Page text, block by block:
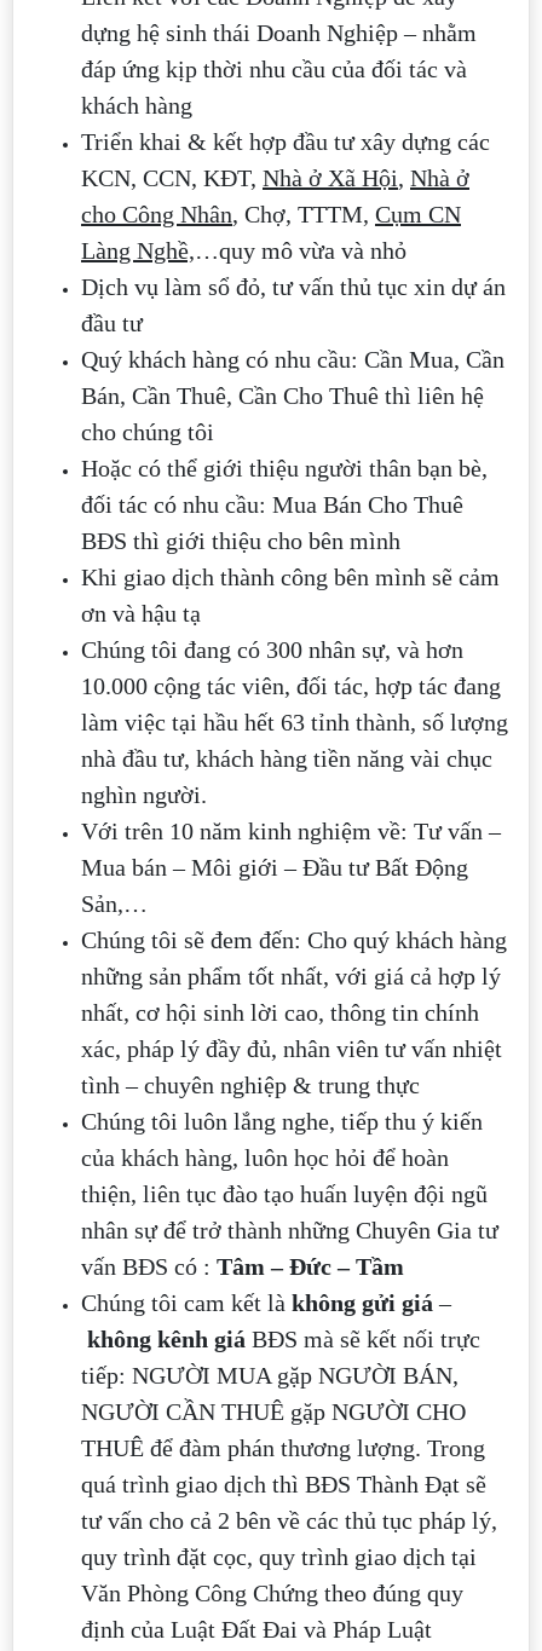
dựng hệ sinh thái Doanh Nghiệp – nhằm
đáp ứng kịp thời nhu cầu của đối tác và
khách hàng
Triển khai & kết hợp đầu tư xây dựng các
KCN, CCN, KĐT, Nhà ở Xã Hội, Nhà ở
cho Công Nhân, Chợ, TTTM, Cụm CN
Làng Nghề,…quy mô vừa và nhỏ
Dịch vụ làm sổ đỏ, tư vấn thủ tục xin dự án
đầu tư
Quý khách hàng có nhu cầu: Cần Mua, Cần
Bán, Cần Thuê, Cần Cho Thuê thì liên hệ
cho chúng tôi
Hoặc có thể giới thiệu người thân bạn bè,
đối tác có nhu cầu: Mua Bán Cho Thuê
BĐS thì giới thiệu cho bên mình
Khi giao dịch thành công bên mình sẽ cảm
ơn và hậu tạ
Chúng tôi đang có 300 nhân sự, và hơn
10.000 cộng tác viên, đối tác, hợp tác đang
làm việc tại hầu hết 63 tỉnh thành, số lượng
nhà đầu tư, khách hàng tiền năng vài chục
nghìn người.
Với trên 10 năm kinh nghiệm về: Tư vấn –
Mua bán – Môi giới – Đầu tư Bất Động
Sản,…
Chúng tôi sẽ đem đến: Cho quý khách hàng
những sản phẩm tốt nhất, với giá cả hợp lý
nhất, cơ hội sinh lời cao, thông tin chính
xác, pháp lý đầy đủ, nhân viên tư vấn nhiệt
tình – chuyên nghiệp & trung thực
Chúng tôi luôn lắng nghe, tiếp thu ý kiến
của khách hàng, luôn học hỏi để hoàn
thiện, liên tục đào tạo huấn luyện đội ngũ
nhân sự để trở thành những Chuyên Gia tư
vấn BĐS có : Tâm – Đức – Tầm
Chúng tôi cam kết là không gửi giá–
không kênh giá BĐS mà sẽ kết nối trực
tiếp: NGƯỜI MUA gặp NGƯỜI BÁN,
NGƯỜI CẦN THUÊ gặp NGƯỜI CHO
THUÊ để đàm phán thương lượng. Trong
quá trình giao dịch thì BĐS Thành Đạt sẽ
tư vấn cho cả 2 bên về các thủ tục pháp lý,
quy trình đặt cọc, quy trình giao dịch tại
Văn Phòng Công Chứng theo đúng quy
định của Luật Đất Đai và Pháp Luật